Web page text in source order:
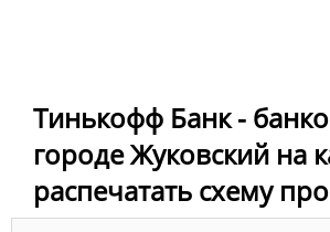
Тинькофф Банк -
городе Жуковский на
распечатать схему